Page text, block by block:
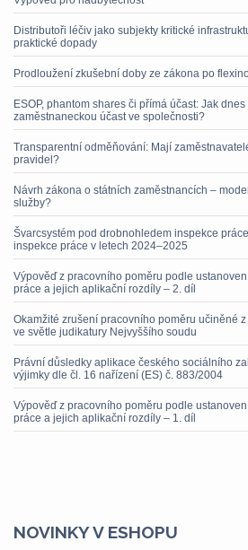
Distributoři léčiv jako subjekty kritické
praktické dopady
Prodloužení zkušební doby ze zákona po
ESOP, phantom shares či přímá účast: Jak
zaměstnaneckou účast ve společnosti?
Transparentní odměňování: Mají
pravidel?
Návrh zákona o státních zaměstnancích –
služby?
Švarcsystém pod drobnohledem inspekce
inspekce práce v letech 2024–2025
Výpověď z pracovního poměru podle
práce a jejich aplikační rozdíly – 2. díl
Okamžité zrušení pracovního poměru učiněné z
ve světle judikatury Nejvyššího soudu
Právní důsledky aplikace českého sociálního
výjimky dle čl. 16 nařízení (ES) č. 883/2004
Výpověď z pracovního poměru podle
práce a jejich aplikační rozdíly – 1. díl
NOVINKY V ESHOPU